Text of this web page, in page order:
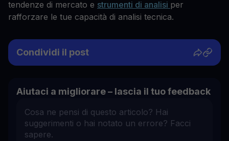
tendenze di mercato e strumenti di analisi per
rafforzare le tue capacità di analisi tecnica.
Condividi il post
Aiutaci a migliorare – lascia il tuo feedback